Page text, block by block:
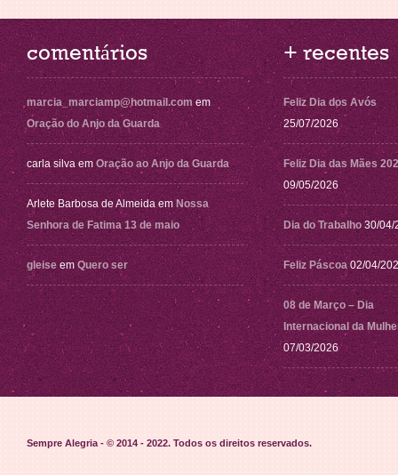
comentários
marcia_marciamp@hotmail.com em
Oração do Anjo da Guarda
carla silva em Oração ao Anjo da Guarda
Arlete Barbosa de Almeida em Nossa
Senhora de Fatima 13 de maio
gleise em Quero ser
+ recentes
Feliz Dia dos Avós
25/07/2026
Feliz Dia das Mães
09/05/2026
Dia do Trabalho 30/04/
Feliz Páscoa 02/04/
08 de Março – Dia
Internacional da
07/03/2026
Sempre Alegria - © 2014 - 2022. Todos os direitos reservados.